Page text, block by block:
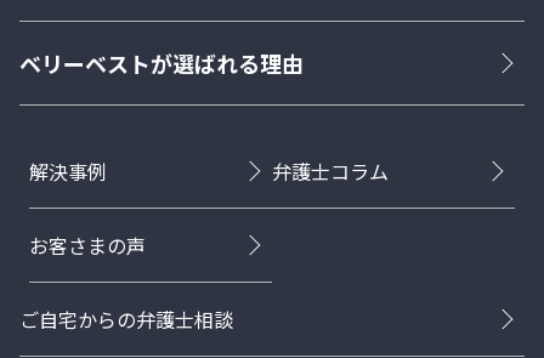
ベリーベストが選ばれる理由
解決事例 弁護士コラム
お客さまの声
ご自宅からの弁護士相談